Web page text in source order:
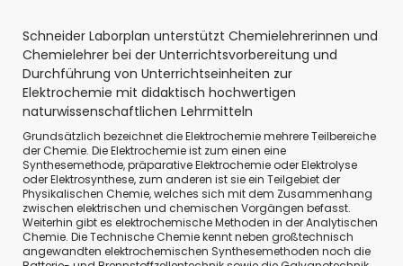
Schneider Laborplan unterstützt Chemielehrerinnen und
Chemielehrer bei der Unterrichtsvorbereitung und
Durchführung von Unterrichtseinheiten zur
Elektrochemie mit didaktisch hochwertigen
naturwissenschaftlichen Lehrmitteln
Grundsätzlich bezeichnet die Elektrochemie mehrere Teilbereiche
der Chemie. Die Elektrochemie ist zum einen eine
Synthesemethode, präparative Elektrochemie oder Elektrolyse
oder Elektrosynthese, zum anderen ist sie ein Teilgebiet der
Physikalischen Chemie, welches sich mit dem Zusammenhang
zwischen elektrischen und chemischen Vorgängen befasst.
Weiterhin gibt es elektrochemische Methoden in der Analytischen
Chemie. Die Technische Chemie kennt neben großtechnisch
angewandten elektrochemischen Synthesemethoden noch die